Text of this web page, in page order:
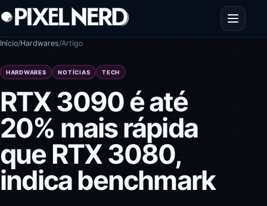
Pular para o conteúdo
Abrir
Início/Hardwares/Artigo
HARDWARES NOTÍCIAS TECH
RTX 3090 é até
20% mais rápida
que RTX 3080,
indica benchmark